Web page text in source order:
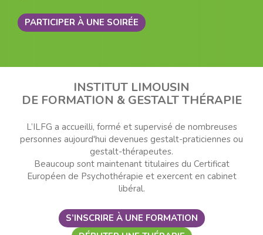
PARTICIPER À UNE SOIRÉE
INSTITUT LIMOUSIN
DE FORMATION & GESTALT THÉRAPIE
L’ILFG a accueilli, formé et supervisé de nombreuses
personnes aujourd'hui devenues gestalt-praticiennes ou
gestalt-thérapeutes.
Beaucoup sont maintenant titulaires du Certificat
Européen de Psychothérapie et exercent en cabinet
libéral.
S’INSCRIRE À UNE FORMATION